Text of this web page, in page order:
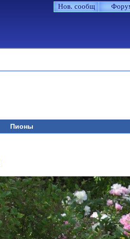
Нов. сообщ
Пионы